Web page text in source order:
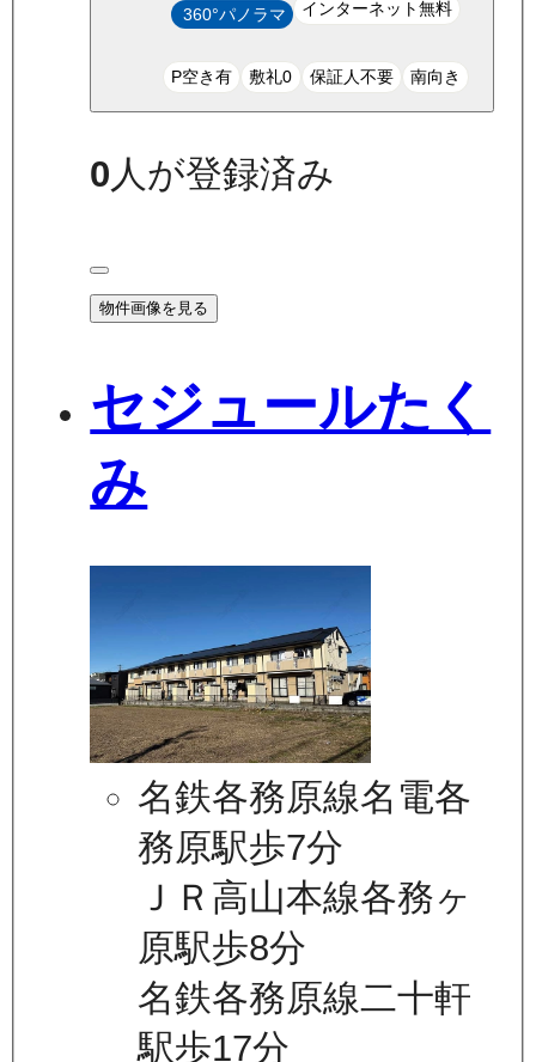
360°パノラマ インターネット無料
P空き有 敷礼0 保証人不要 南向き
0 人が登録済み
物件画像を見る
セジュールたく
み
名鉄各務原線名電各
務原駅歩7分
ＪＲ高山本線各務ヶ
原駅歩8分
名鉄各務原線二十軒
駅歩17分